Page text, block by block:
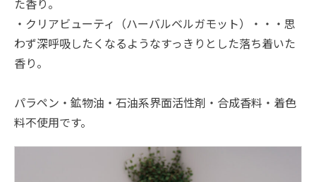
た香り。
・クリアビューティ（ハーバルベルガモット）・・・思
わず深呼吸したくなるようなすっきりとした落ち着いた
香り。
パラペン・鉱物油・石油系界面活性剤・合成香料・着色
料不使用です。